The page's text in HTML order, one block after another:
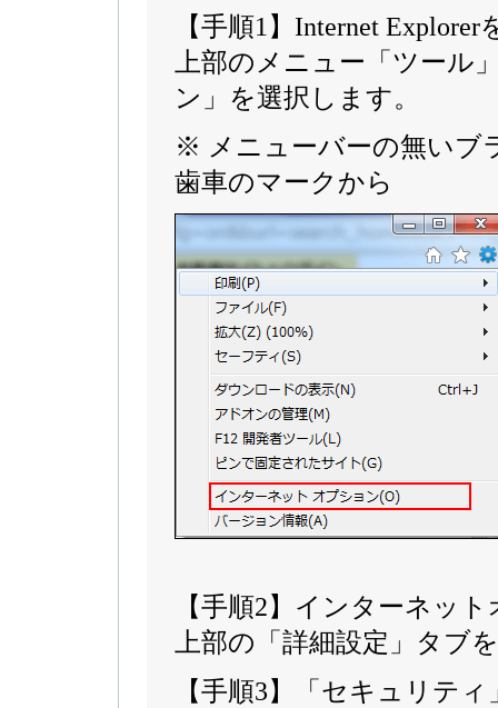
【手順1】Internet
上部のメニュー「ツール
ン」を選択します。
※ メニューバーの無いブ
歯車のマークから
【手順2】インターネッ
上部の「詳細設定」タブ
【手順3】「セキュリテ